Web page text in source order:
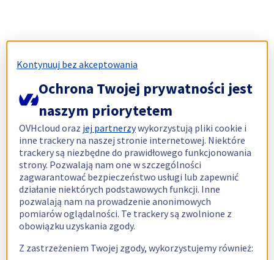
Kontynuuj bez akceptowania
Ochrona Twojej prywatności jest
naszym priorytetem
OVHcloud oraz jej partnerzywykorzystują pliki cookie i
inne trackery na naszej stronie internetowej. Niektóre
trackery są niezbędne do prawidłowego funkcjonowania
strony. Pozwalają nam one w szczególności
zagwarantować bezpieczeństwo usługi lub zapewnić
działanie niektórych podstawowych funkcji. Inne
pozwalają nam na prowadzenie anonimowych
pomiarów oglądalności. Te trackery są zwolnione z
obowiązku uzyskania zgody.
Z zastrzeżeniem Twojej zgody, wykorzystujemy również: